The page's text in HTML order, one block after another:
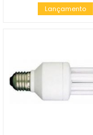
Lançamento